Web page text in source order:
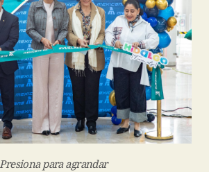
Presiona para agrandar